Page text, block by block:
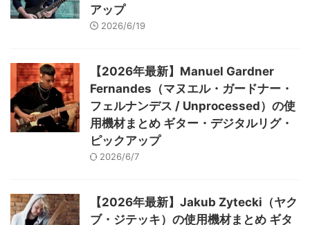
アップ
2026/6/19
【2026年最新】Manuel Gardner
Fernandes（マヌエル・ガードナー・
フェルナンデス / Unprocessed）の使
用機材まとめ ギター・デジタルリグ・
ピックアップ
2026/6/7
【2026年最新】Jakub Zytecki（ヤク
ブ・ジテッキ）の使用機材まとめ ギタ